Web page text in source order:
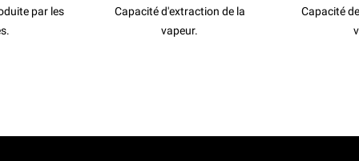
par les
Capacité d'extraction de la
vapeur.
Capacité